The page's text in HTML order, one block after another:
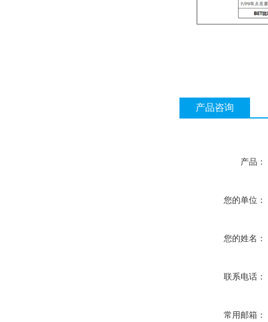
产品咨询
产品：
您的单位：
您的姓名：
联系电话：
常用邮箱：